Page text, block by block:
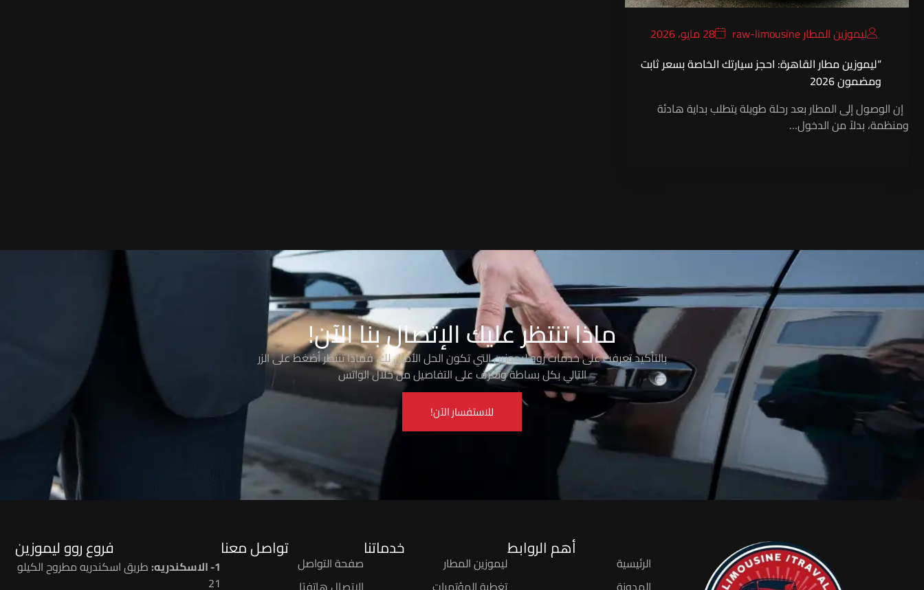
ليموزين المطار raw-limousine
28 مايو، 2026
“ليموزين مطار القاهرة: احجز سيارتك الخاصة بسعر ثابت
ومضمون 2026
إن الوصول إلى المطار بعد رحلة طويلة يتطلب بداية هادئة
ومنظمة، بدلاً من الدخول…
ماذا تنتظر عليك الإتصال بنا الآن!
بالتأكيد تعرفت على خدمات روو ليموزين التي تكون الحل الأمثل لك، فماذا تنتظر أضغط على الزر
التالي بكل بساطة وتعرف على التفاصيل من خلال الواتس
للاستفسار الآن!
أهم الروابط
الرئيسية
خدماتنا
ليموزين المطار
تواصل معنا
صفحة التواصل
فروع روو ليموزين
1- الاسكندريه:
طريق اسكندريه مطروح الكيلو
21